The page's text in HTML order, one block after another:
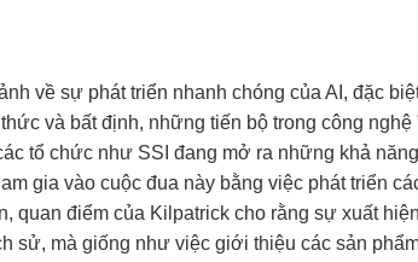
về sự phát triển nhanh chóng của AI, đặc
và bất định, những tiến bộ trong công nghệ
tổ chức như SSI đang mở ra những khả
gia vào cuộc đua này bằng việc phát triển
quan điểm của Kilpatrick cho rằng sự xuất
sử, mà giống như việc giới thiệu các sản